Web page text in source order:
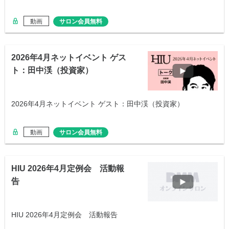
動画 サロン会員無料
2026年4月ネットイベント ゲス
ト：田中渓（投資家）
2026年4月ネットイベント ゲスト：田中渓（投資家）
動画 サロン会員無料
HIU 2026年4月定例会 活動報
告
HIU 2026年4月定例会 活動報告